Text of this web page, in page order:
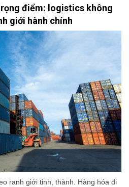
điểm: logistics không
giới hành chính
ranh giới tỉnh, thành. Hàng hóa đi